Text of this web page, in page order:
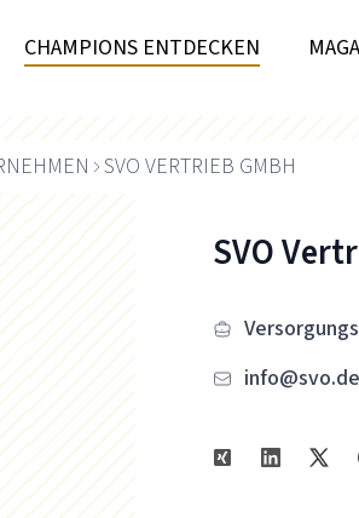
CHAMPIONS ENTDECKEN
SVO VERTRIEB GMBH
SVO
info@svo.de